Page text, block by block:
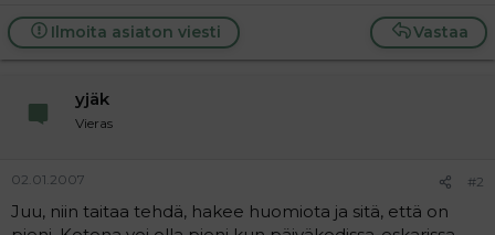
a
Vastaa
Ilmoita asiaton viesti
yjäk
Vieras
02.01.2007 #2
Juu, niin taitaa tehdä, hakee huomiota ja sitä, että on